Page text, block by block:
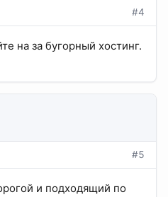
#4
на за бугорный хостинг.
#5
и подходящий по